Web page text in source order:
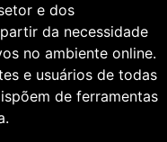
e dos
da necessidade
no ambiente online.
e usuários de todas
de ferramentas